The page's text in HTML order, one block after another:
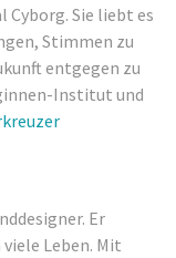
Sie liebt es
Stimmen zu
entgegen zu
Institut und
Er
Leben. Mit